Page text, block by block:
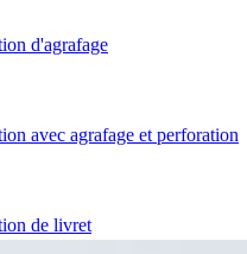
d'agrafage
avec agrafage et perforation
de livret